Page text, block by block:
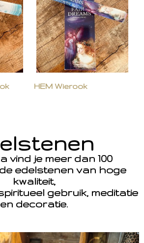
HEM Wierook
vind je meer dan 100
edelstenen van hoge
kwaliteit,
gebruik, meditatie
en decoratie.